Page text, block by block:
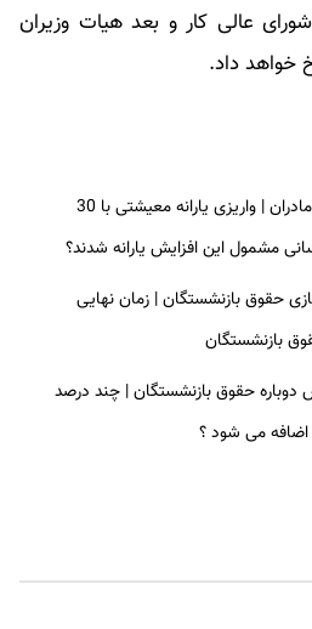
عالی کار و بعد هیات وزیران
خواهد داد.
پرداخت کالابرگ برای مادران | واریزی یارانه معیشتی با 30
مشمول این افزایش یارانه شدند؟
حقوق بازنشستگان | زمان نهایی
دوباره حقوق بازنشستگان | چند درصد
اضافه می شود ؟